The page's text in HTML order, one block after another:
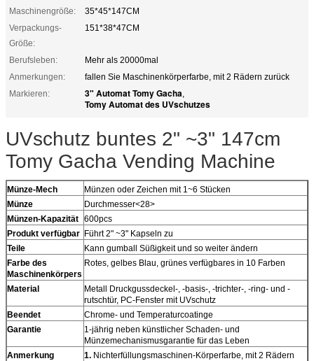
Maschinengröße:
35*45*147CM
Verpackungs-
Größe:
151*38*47CM
Berufsleben:
Mehr als 20000mal
Anmerkungen:
fallen Sie Maschinenkörperfarbe, mit 2 Rädern zurück
Markieren:
3" Automat Tomy Gacha,
Tomy Automat des UVschutzes
UVschutz buntes 2" ~3" 147cm
Tomy Gacha Vending Machine
Münze-Mech
Münzen oder Zeichen mit 1~6 Stücken
Münze
Durchmesser<28>
Münzen-Kapazität 600pcs
Produkt verfügbar Führt 2" ~3" Kapseln zu
Teile
Kann gumball Süßigkeit und so weiter ändern
Farbe des
Maschinenkörpers
Rotes, gelbes Blau, grünes verfügbares in 10 Farben
Material
Metall Druckgussdeckel-, -basis-, -trichter-, -ring- und -
rutschtür, PC-Fenster mit UVschutz
Beendet
Chrome- und Temperaturcoatinge
Garantie
1-jährig neben künstlicher Schaden- und
Münzemechanismusgarantie für das Leben
Anmerkung
1. Nichterfüllungsmaschinen-Körperfarbe, mit 2 Rädern